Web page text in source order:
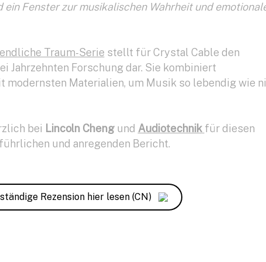
Fenster zur musikalischen Wahrheit und
Traum-Serie stellt für Crystal Cable den
Jahrzehnten Forschung dar. Sie kombiniert
modernsten Materialien, um Musik so lebendig wie
bei Lincoln Chengund Audiotechnik für diesen
und anregenden Bericht.
Rezension hier lesen (CN)